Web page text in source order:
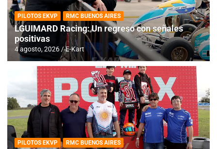
PILOTOS EKVP RMC BUENOS AIRES
LGUIMARD Racing: Un regreso con señales
positivas
4 agosto, 2026 E-Kart
PILOTOS EKVP RMC BUENOS AIRES